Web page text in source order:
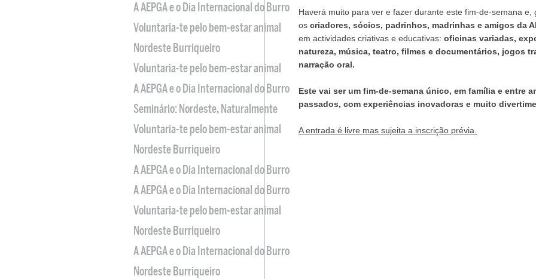
Haverá muito para ver e fazer durante este fim-de-semana
os criadores, sócios, padrinhos, madrinhas e amigos da
em actividades criativas e educativas: oficinas variadas,
natureza, música, teatro, filmes e documentários, jogos
narração oral.
Este vai ser um fim-de-semana único, em família e entre
passados, com experiências inovadoras e muito
A entrada é livre mas sujeita a inscrição prévia.
A AEPGA e o Dia Internacional do Burro
Voluntaria-te pelo bem-estar animal
Nordeste Burriqueiro
Voluntaria-te pelo bem-estar animal
A AEPGA e o Dia Internacional do Burro
Seminário: Nordeste, Naturalmente
Voluntaria-te pelo bem-estar animal
Nordeste Burriqueiro
A AEPGA e o Dia Internacional do Burro
A AEPGA e o Dia Internacional do Burro
Voluntaria-te pelo bem-estar animal
Nordeste Burriqueiro
A AEPGA e o Dia Internacional do Burro
Nordeste Burriqueiro